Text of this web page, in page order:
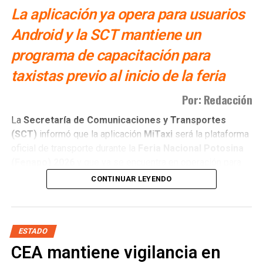
La aplicación ya opera para usuarios
Android y la SCT mantiene un
programa de capacitación para
taxistas previo al inicio de la feria
Por: Redacción
La Secretaría de Comunicaciones y Transportes
(SCT) informó que la aplicación MiTaxi será la plataforma
usuarios con dispositivosAndroid.
consolidación y que actualmente se desarrolla una etapa
de capacitación para operadores del servicio de taxi, con
horarios flexiblespara facilitar su incorporación a la
CONTINUAR LEYENDO
ESTADO
CEA mantiene vigilancia en